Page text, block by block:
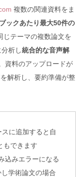
複数の関連資料をま
ックあたり最大50件の
じテーマの複数論文を
析し統合的な音声解
資料のアップロードが
解析し、要約準備が整
に追加すると自
もできます
込みエラーになる
し学術論文の場合